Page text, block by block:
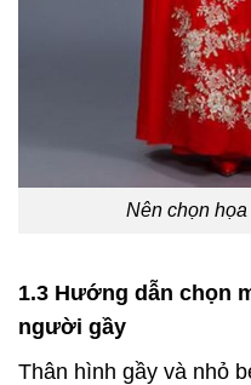
Nên chọn
1.3 Hướng dẫn chọn
người gầy
Thân hình gầy và nhỏ